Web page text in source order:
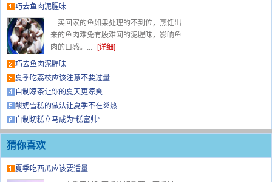
巧去鱼肉泥腥味
买回家的鱼如果处理的不到位，烹饪出
来的鱼肉难免有股难闻的泥腥味，影响鱼
肉的口感。... [详细]
巧去鱼肉泥腥味
夏季吃荔枝应该注意不要过量
自制凉茶让你的夏天更凉爽
酸奶雪糕的做法让夏季不在炎热
自制切糕立马成为“糕富帅”
猜你喜欢
夏季吃西瓜应该要适量